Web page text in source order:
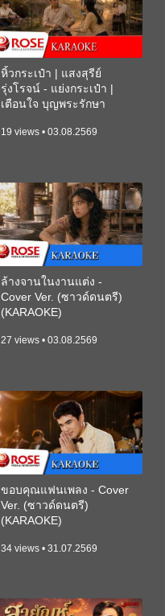
หิ้วกระเป๋า | แสงสุรีย์
รุ่งโรจน์ - แย่งกระเป๋า |
เตือนใจ บุญพระรักษา
19 views • 03.08.2569
ล้างจานในงานแต่ง -
Cover Ver. (ซาวด์ดนตรี)
(KARAOKE)
27 views • 03.08.2569
ขอบคุณแฟนเพลง - Cover
Ver. (ซาวด์ดนตรี)
(KARAOKE)
34 views • 31.07.2569